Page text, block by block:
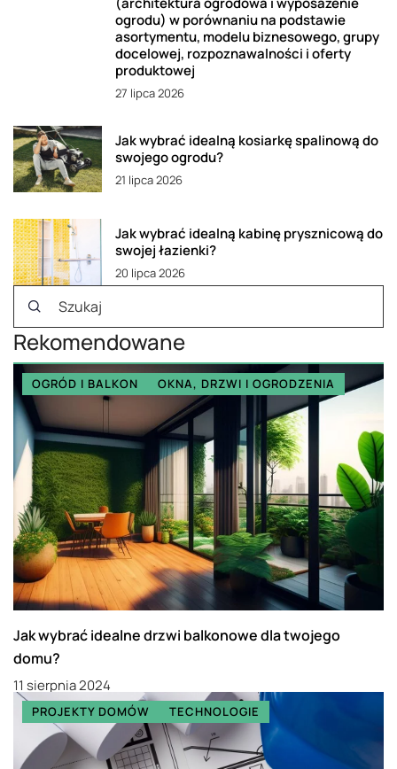
ogrodu) w porównaniu na podstawie
asortymentu, modelu biznesowego, grupy
docelowej, rozpoznawalności i oferty
produktowej
27 lipca 2026
Jak wybrać idealną kosiarkę spalinową do
swojego ogrodu?
21 lipca 2026
Jak wybrać idealną kabinę prysznicową do
swojej łazienki?
20 lipca 2026
Rekomendowane
OGRÓD I BALKON OKNA, DRZWI I OGRODZENIA
Jak wybrać idealne drzwi balkonowe dla twojego
domu?
11 sierpnia 2024
PROJEKTY DOMÓW TECHNOLOGIE